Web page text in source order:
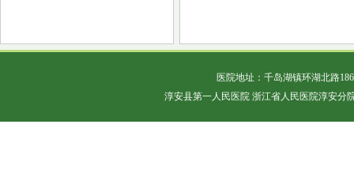
医院地址：千岛湖镇环湖北路
淳安县第一人民医院 浙江省人民医院淳安分